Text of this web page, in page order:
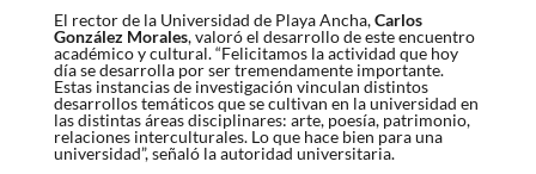
El rector de la Universidad de Playa Ancha,Carlos
González Morales, valoró el desarrollo de este encuentro
académico y cultural. “Felicitamos la actividad que hoy
día se desarrolla por ser tremendamente importante.
Estas instancias de investigación vinculan distintos
desarrollos temáticos que se cultivan en la universidad en
las distintas áreas disciplinares: arte, poesía, patrimonio,
relaciones interculturales. Lo que hace bien para una
universidad”, señaló la autoridad universitaria.